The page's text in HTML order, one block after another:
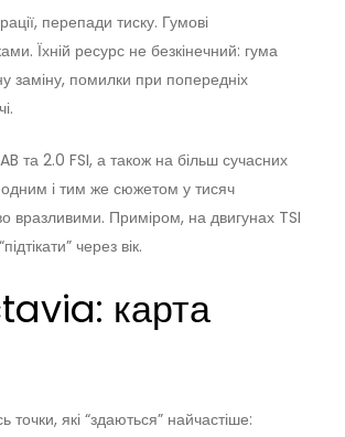
перепади тиску. Гумові
Їхній ресурс не безкінечний: гума
заміну, помилки при попередніх
та 2.0 FSI, а також на більш сучасних
одним і тим же сюжетом у тисяч
вразливими. Приміром, на двигунах TSI
через вік.
карта
які “здаються” найчастіше: